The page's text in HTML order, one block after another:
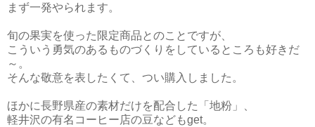
まず一発やられます。
旬の果実を使った限定商品とのことですが、
こういう勇気のあるものづくりをしているところも好きだ
～。
そんな敬意を表したくて、つい購入しました。
ほかに長野県産の素材だけを配合した「地粉」、
軽井沢の有名コーヒー店の豆などもget。